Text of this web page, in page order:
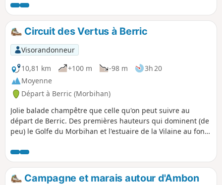
Circuit des Vertus à Berric
Visorandonneur
10,81 km
+100 m -98 m
3h 20
Moyenne
Départ à Berric (Morbihan)
Jolie balade champêtre que celle qu'on peut suivre au
départ de Berric. Des premières hauteurs qui dominent (de
peu) le Golfe du Morbihan et l'estuaire de la Vilaine au fond
proposé s'insinue dans de délicieux chemins arborés que
les couleurs de l'automne rehaussent. Mais ils doivent être
agréables en toutes saisons!
Campagne et marais autour d'Ambon